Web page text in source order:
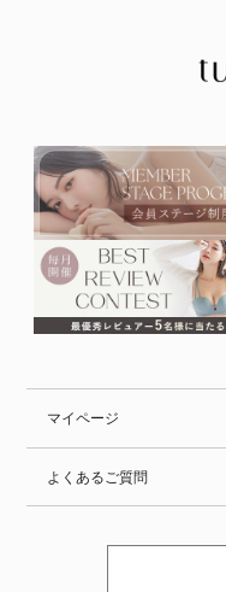
マイページ
よくあるご質問